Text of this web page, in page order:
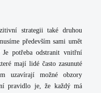
strategii také druhou
především sami umět
potřeba odstranit vnitřní
mají lidé často zasunuté
uzavírají možné obzory
pravidlo je, že každý má